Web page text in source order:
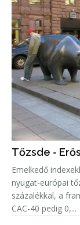
Tőzsde -
Emelkedő
nyugat-európai tőzsdéken. A londoni
százalékkal, a
CAC-40 pedig 0,...